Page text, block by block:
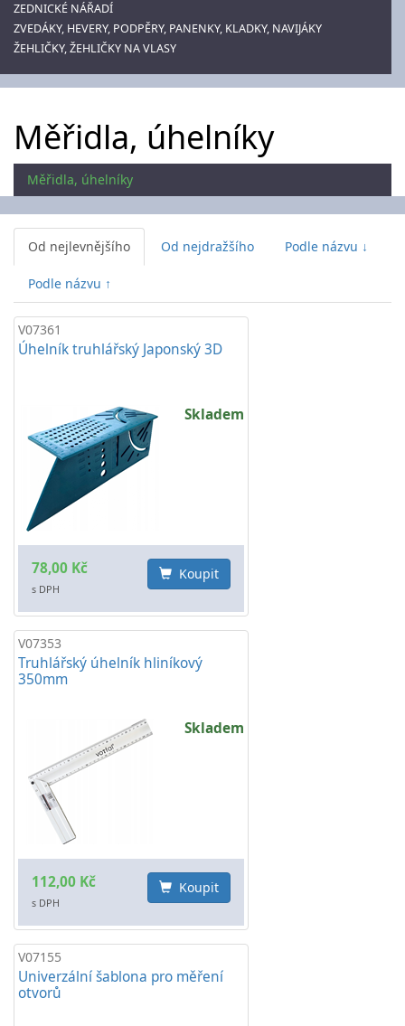
ZEDNICKÉ NÁŘADÍ
ZVEDÁKY, HEVERY, PODPĚRY, PANENKY, KLADKY, NAVIJÁKY
ŽEHLIČKY, ŽEHLIČKY NA VLASY
Měřidla, úhelníky
Měřidla, úhelníky
Od nejlevnějšího Od nejdražšího Podle názvu ↓
Podle názvu ↑
V07361
Úhelník truhlářský Japonský 3D
Skladem
78,00 Kč
s DPH
Koupit
V07353
Truhlářský úhelník hliníkový
350mm
Skladem
112,00 Kč
s DPH
Koupit
V07155
Univerzální šablona pro měření
otvorů